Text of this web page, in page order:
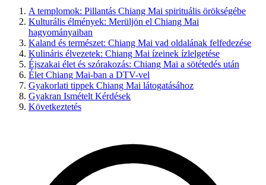
A templomok: Pillantás Chiang Mai spirituális örökségébe
Kulturális élmények: Merüljön el Chiang Mai
hagyományaiban
Kaland és természet: Chiang Mai vad oldalának felfedezése
Kulináris élvezetek: Chiang Mai ízeinek ízlelgetése
Éjszakai élet és szórakozás: Chiang Mai a sötétedés után
Élet Chiang Mai-ban a DTV-vel
Gyakorlati tippek Chiang Mai látogatásához
Gyakran Ismételt Kérdések
Következtetés